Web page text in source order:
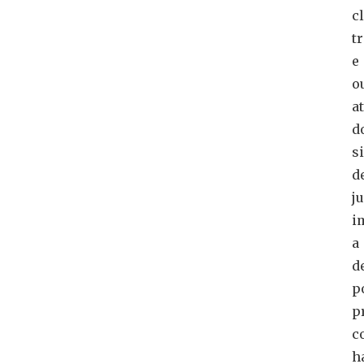
e
a